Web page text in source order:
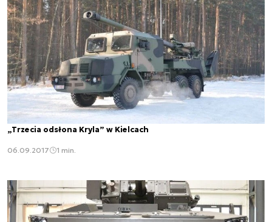
„Trzecia odsłona Kryla” w Kielcach
06.09.2017 1 min.